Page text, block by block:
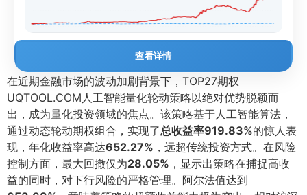
查看详情
在近期金融市场的波动加剧背景下，TOP27期权
UQTOOL.COM人工智能量化轮动策略以绝对优势脱颖而
出，成为量化投资领域的焦点。该策略基于人工智能算法，
通过动态轮动期权组合，实现了总收益率919.83%的惊人表
现，年化收益率高达652.27% ，远超传统投资方式。在风险
控制方面，最大回撤仅为28.05% ，显示出策略在捕捉高收
益的同时，对下行风险的严格管理。阿尔法值达到